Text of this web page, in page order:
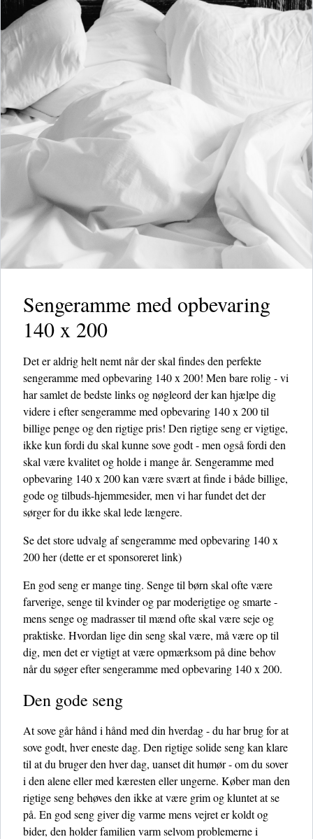
Sengeramme med opbevaring
140 x 200
Det er aldrig helt nemt når der skal findes den perfekte
sengeramme med opbevaring 140 x 200! Men bare rolig - vi
har samlet de bedste links og nøgleord der kan hjælpe dig
videre i efter sengeramme med opbevaring 140 x 200 til
billige penge og den rigtige pris! Den rigtige seng er vigtige,
ikke kun fordi du skal kunne sove godt - men også fordi den
skal være kvalitet og holde i mange år. Sengeramme med
opbevaring 140 x 200 kan være svært at finde i både billige,
gode og tilbuds-hjemmesider, men vi har fundet det der
sørger for du ikke skal lede længere.
Se det store udvalg af sengeramme med opbevaring 140 x
200 her(dette er et sponsoreret link)
En god seng er mange ting. Senge til børn skal ofte være
farverige, senge til kvinder og par moderigtige og smarte -
mens senge og madrasser til mænd ofte skal være seje og
praktiske. Hvordan lige din seng skal være, må være op til
dig, men det er vigtigt at være opmærksom på dine behov
når du søger efter sengeramme med opbevaring 140 x 200.
Den gode seng
At sove går hånd i hånd med din hverdag - du har brug for at
sove godt, hver eneste dag. Den rigtige solide seng kan klare
til at du bruger den hver dag, uanset dit humør - om du sover
i den alene eller med kæresten eller ungerne. Køber man den
rigtige seng behøves den ikke at være grim og kluntet at se
på. En god seng giver dig varme mens vejret er koldt og
bider, den holder familien varm selvom problemerne i